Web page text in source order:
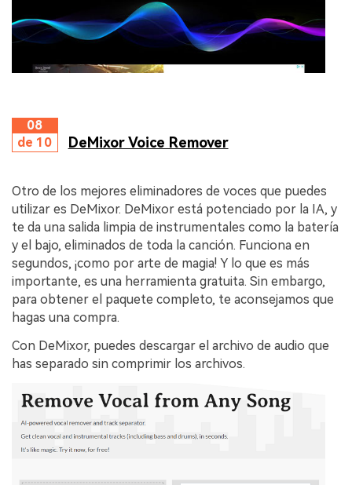
08
de 10
DeMixor Voice Remover
Otro de los mejores eliminadores de voces que puedes
utilizar es DeMixor. DeMixor está potenciado por la IA, y
te da una salida limpia de instrumentales como la batería
y el bajo, eliminados de toda la canción. Funciona en
segundos, ¡como por arte de magia! Y lo que es más
importante, es una herramienta gratuita. Sin embargo,
para obtener el paquete completo, te aconsejamos que
hagas una compra.
Con DeMixor, puedes descargar el archivo de audio que
has separado sin comprimir los archivos.